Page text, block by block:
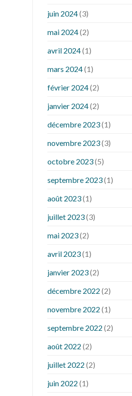
juin 2024(3)
mai 2024(2)
avril 2024(1)
mars 2024(1)
février 2024(2)
janvier 2024(2)
décembre 2023(1)
novembre 2023(3)
octobre 2023(5)
septembre 2023(1)
août 2023(1)
juillet 2023(3)
mai 2023(2)
avril 2023(1)
janvier 2023(2)
décembre 2022 (2)
novembre 2022 (1)
septembre 2022 (2)
août 2022 (2)
juillet 2022 (2)
juin 2022 (1)